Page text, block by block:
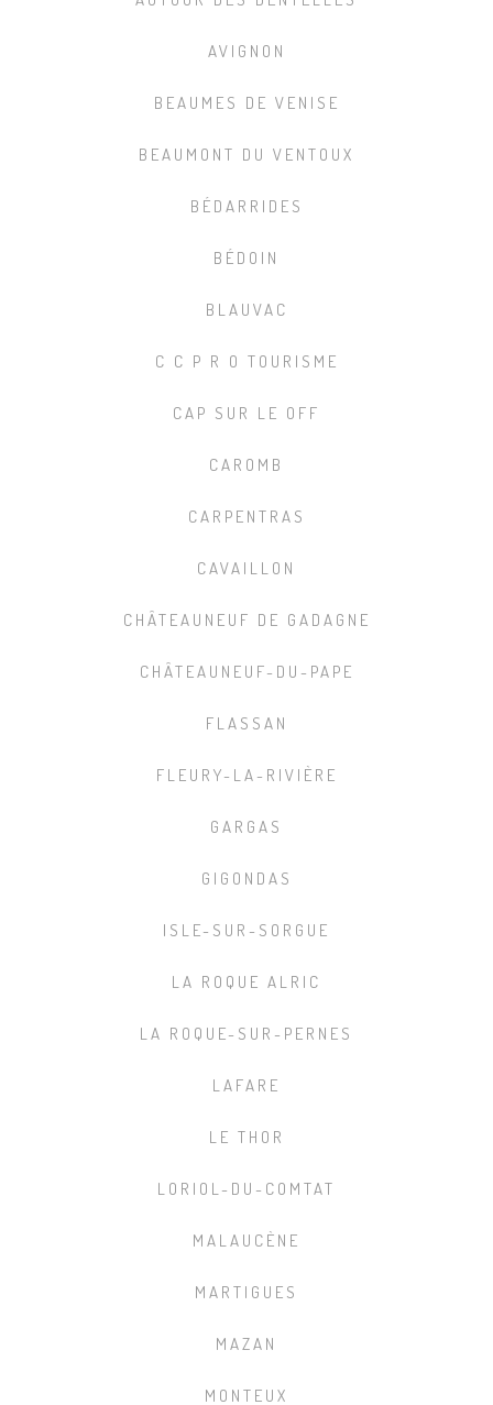
AVIGNON
BEAUMES DE VENISE
BEAUMONT DU VENTOUX
BÉDARRIDES
BÉDOIN
BLAUVAC
C C P R O TOURISME
CAP SUR LE OFF
CAROMB
CARPENTRAS
CAVAILLON
CHÂTEAUNEUF DE GADAGNE
CHÂTEAUNEUF-DU-PAPE
FLASSAN
FLEURY-LA-RIVIÈRE
GARGAS
GIGONDAS
ISLE-SUR-SORGUE
LA ROQUE ALRIC
LA ROQUE-SUR-PERNES
LAFARE
LE THOR
LORIOL-DU-COMTAT
MALAUCÈNE
MARTIGUES
MAZAN
MONTEUX